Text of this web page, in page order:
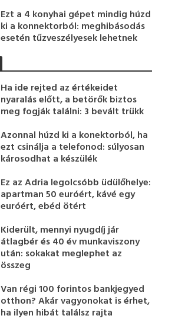
Ezt a 4 konyhai gépet mindig húzd
ki a konnektorból: meghibásodás
esetén tűzveszélyesek lehetnek
Ha ide rejted az értékeidet
nyaralás előtt, a betörők biztos
meg fogják találni: 3 bevált trükk
Azonnal húzd ki a konektorból, ha
ezt csinálja a telefonod: súlyosan
károsodhat a készülék
Ez az Adria legolcsóbb üdülőhelye:
apartman 50 euróért, kávé egy
euróért, ebéd ötért
Kiderült, mennyi nyugdíj jár
átlagbér és 40 év munkaviszony
után: sokakat meglephet az
összeg
Van régi 100 forintos bankjegyed
otthon? Akár vagyonokat is érhet,
ha ilyen hibát találsz rajta